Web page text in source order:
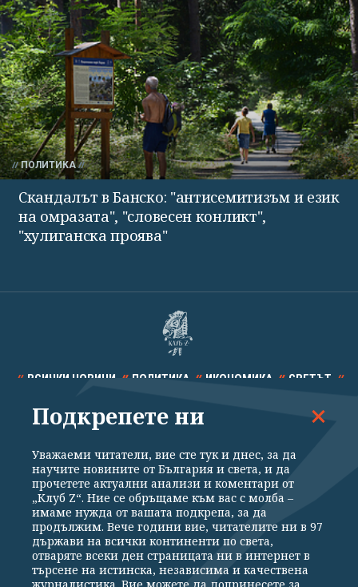
ПОЛИТИКА
Скандалът в Банско: "антисемитизъм и език
на омразата", "словесен конликт",
"хулиганска проява"
ВСИЧКИ НОВИНИ ПОЛИТИКА ИКОНОМИКА СВЕТЪТ
СПОРТ КУЛТУРА ТЕХНОЛОГИИ КАЛЕЙДОСКОП
Общи условия
Политика за поверителност
Реклама
Партньори Контакти
За Клуб Z
Екип
Подкрепете ни
Подкрепете ни
Уважаеми читатели, вие сте тук и днес, за да
научите новините от България и света, и да
прочетете актуални анализи и коментари от
„Клуб Z“. Ние се обръщаме към вас с молба –
имаме нужда от вашата подкрепа, за да
продължим. Вече години вие, читателите ни в 97
държави на всички континенти по света,
отваряте всеки ден страницата ни в интернет в
търсене на истинска, независима и качествена